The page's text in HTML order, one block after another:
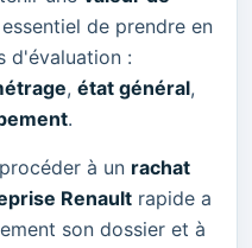
de prendre en
d'évaluation :
, état général,
.
à un rachat
Renault rapide a
son dossier et à